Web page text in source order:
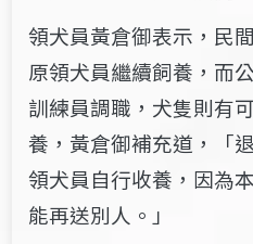
領犬員黃倉御表示，民
原領犬員繼續飼養，而
訓練員調職，犬隻則有
養，黃倉御補充道，「
領犬員自行收養，因為
能再送別人。」